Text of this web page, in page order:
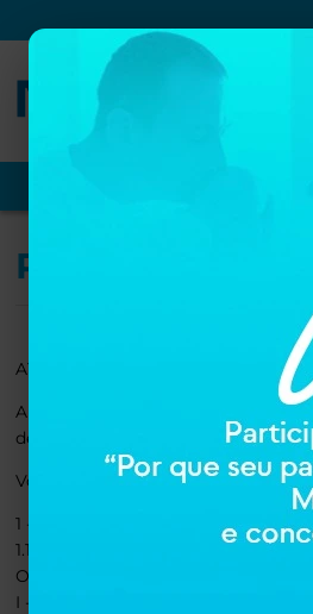
Politica de
ATENÇÃO:
A Política de Troca, Devolução e
de medicamentos, nos termos da
Você poderá trocar ou devolver
1 - Motivos e prazos para
1.1 - Arrependimento da compra:
O exercício do direito será
I - a transação não seja lançada na